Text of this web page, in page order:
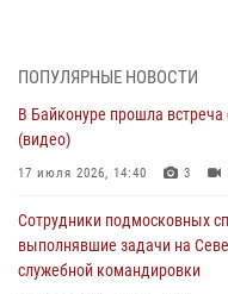
03 августа 2026, 15:08 1
В Подмосковье отметили
«Пересвет»
02 августа 2026, 18:01
Офицер подмосковного
«Радио 1»
01 августа 2026, 17:57
ПОПУЛЯРНЫЕ НОВОСТИ
В Байконуре прошла
(видео)
17 июля 2026, 14:40 3
Сотрудники подмосковных
выполнявшие задачи на
служебной командировки